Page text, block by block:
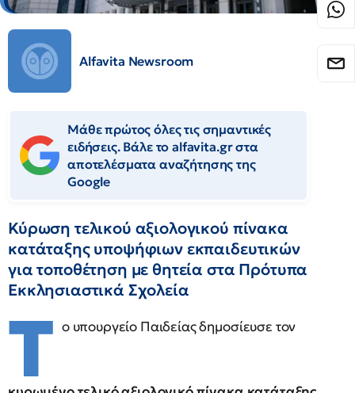
Alfavita Newsroom
Μάθε πρώτος όλες τις σημαντικές
ειδήσεις. Βάλε το alfavita.gr στα
αποτελέσματα αναζήτησης της
Google
Κύρωση τελικού αξιολογικού πίνακα
κατάταξης υποψήφιων εκπαιδευτικών
για τοποθέτηση με θητεία στα Πρότυπα
Εκκλησιαστικά Σχολεία
Τ ο υπουργείο Παιδείας δημοσίευσε τον